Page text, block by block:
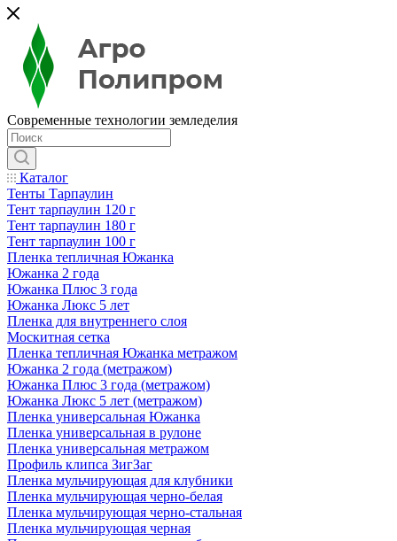
Современные технологии земледелия
Каталог
Тенты Тарпаулин
Тент тарпаулин 120 г
Тент тарпаулин 180 г
Тент тарпаулин 100 г
Пленка тепличная Южанка
Южанка 2 года
Южанка Плюс 3 года
Южанка Люкс 5 лет
Пленка для внутреннего слоя
Москитная сетка
Пленка тепличная Южанка метражом
Южанка 2 года (метражом)
Южанка Плюс 3 года (метражом)
Южанка Люкс 5 лет (метражом)
Пленка универсальная Южанка
Пленка универсальная в рулоне
Пленка универсальная метражом
Профиль клипса ЗигЗаг
Пленка мульчирующая для клубники
Пленка мульчирующая черно-белая
Пленка мульчирующая черно-стальная
Пленка мульчирующая черная